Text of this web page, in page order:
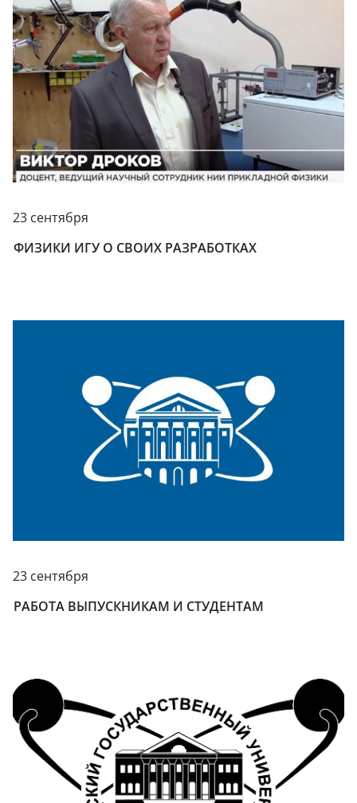
23 сентября
ФИЗИКИ ИГУ О СВОИХ РАЗРАБОТКАХ
23 сентября
РАБОТА ВЫПУСКНИКАМ И СТУДЕНТАМ